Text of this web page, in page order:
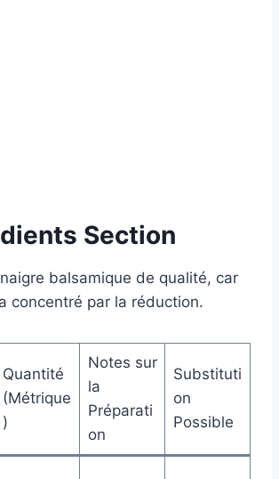
Section
balsamique de qualité, car
concentré par la réduction.
Quantité
(Métrique
)
Notes sur
la
Préparati
on
Substituti
on
Possible